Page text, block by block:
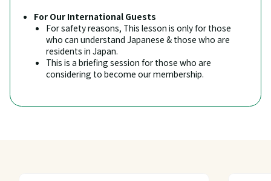
For Our International Guests
For safety reasons, This lesson is only for those
who can understand Japanese & those who are
residents in Japan.
This is a briefing session for those who are
considering to become our membership.